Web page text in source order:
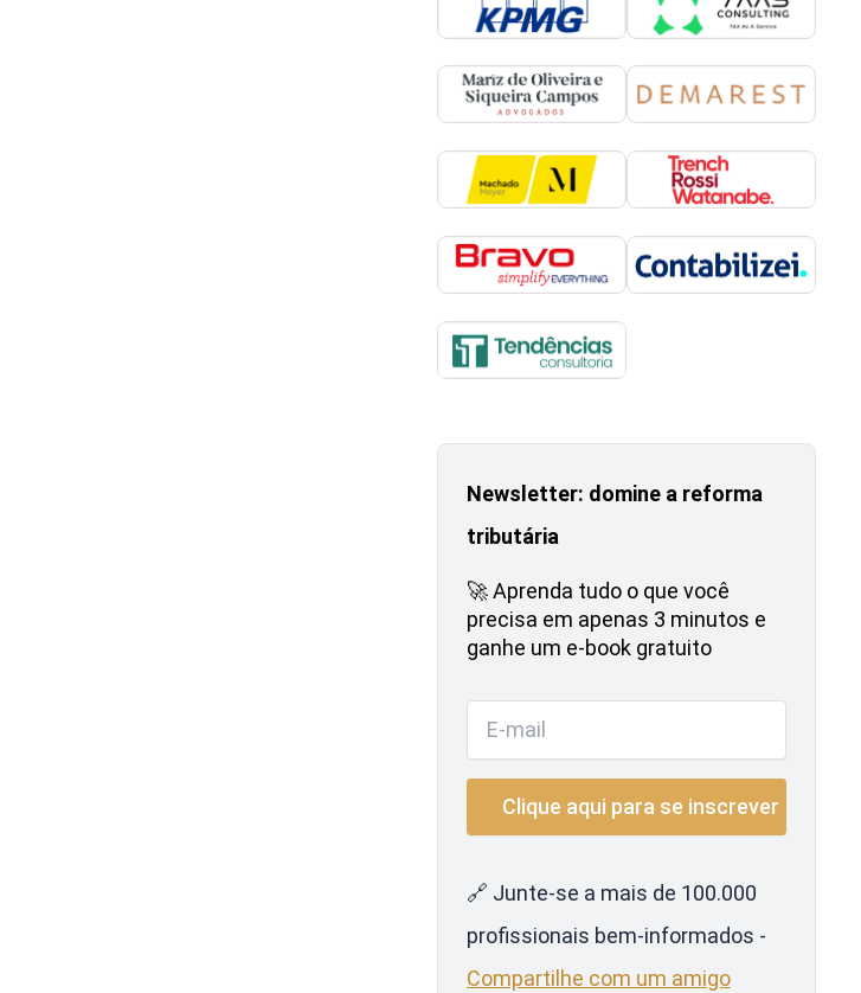
Newsletter: domine a reforma
tributária
🚀 Aprenda tudo o que você
precisa em apenas 3 minutos e
ganhe um e-book gratuito
🔗 Junte-se a mais de 100.000
profissionais bem-informados -
Compartilhe com um amigo